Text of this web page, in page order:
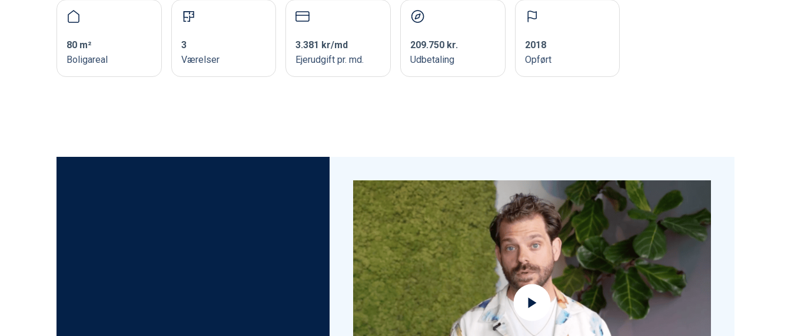
80 m²
Boligareal
3
Værelser
3.381 kr/md
Ejerudgift pr. md.
209.750 kr.
Udbetaling
2018
Opført